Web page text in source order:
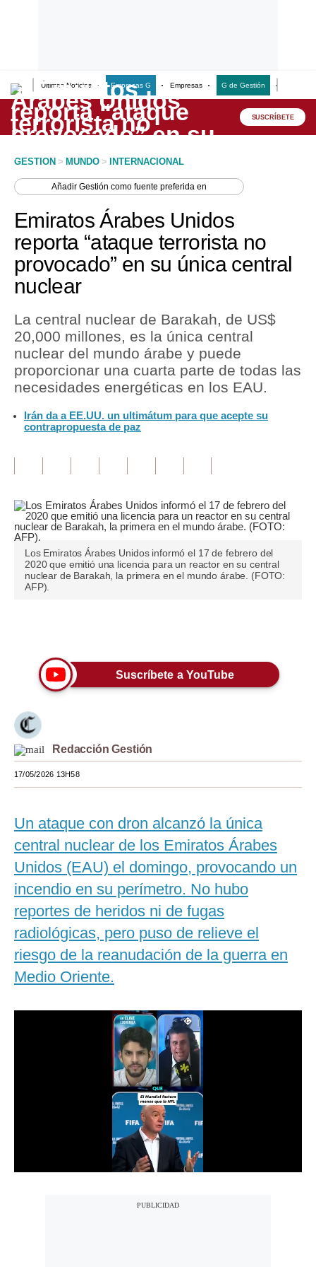
Últimas Noticias Empresas G Empresas G de Gestión
Lo último
Peru Quiosco
Economía
Mercados
Perú
Política
Tu Dinero
Finanzas Personales
Plus G
Opinión
Pregunta de hoy
Blogs
Tendencias
Estilos
Mundo
EEUU
Internacional
Tecnología
Mix
G de Gestión
Notas Contratadas
Somos?
SUSCRÍBETE
GESTION > MUNDO > INTERNACIONAL
AñadirGestión como fuente preferida en
Emiratos Árabes Unidos
reporta “ataque terrorista no
provocado” en su única central
nuclear
La central nuclear de Barakah, de US$
20,000 millones, es la única central
nuclear del mundo árabe y puede
proporcionar una cuarta parte de todas las
necesidades energéticas en los EAU.
Irán da a EE.UU. un ultimátum para que acepte su
contrapropuesta de paz
Los Emiratos Árabes Unidos informó el 17 de febrero del
2020 que emitió una licencia para un reactor en su central
nuclear de Barakah, la primera en el mundo árabe. (FOTO:
AFP).
Suscríbete a YouTube
Redacción Gestión
17/05/2026 13H58
Un ataque con dron alcanzó la única
central nuclear de los Emiratos Árabes
Unidos (EAU) el domingo, provocando un
incendio en su perímetro. No hubo
reportes de heridos ni de fugas
radiológicas, pero puso de relieve el
riesgo de la reanudación de la guerra en
Medio Oriente.